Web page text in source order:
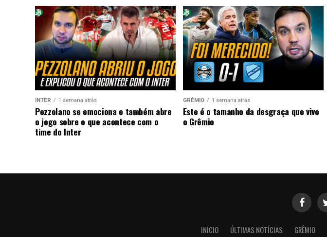
INTER 1 semana atrás
Pezzolano se emociona e também abre
o jogo sobre o que acontece com o
time do Inter
GRÊMIO 1 semana atrás
Este é o tamanho da desgraça que vive
o Grêmio
INÍCIO ÚLTIMAS NOTÍCIAS GRÊMIO